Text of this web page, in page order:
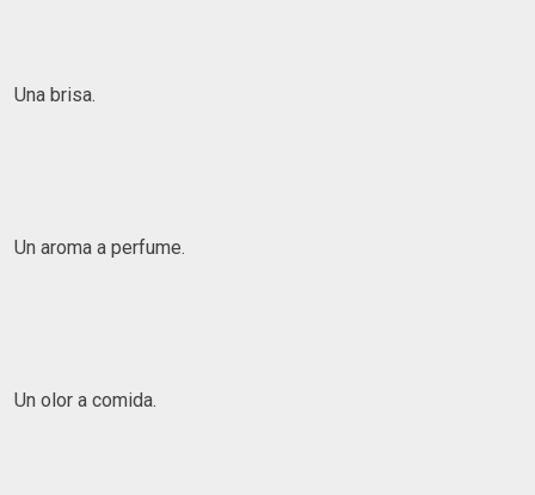
Una brisa.
Un aroma a perfume.
Un olor a comida.